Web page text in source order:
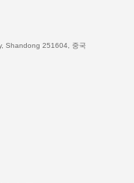
Shandong 251604, 중국